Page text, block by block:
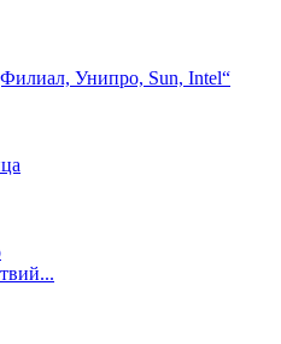
Унипро, Sun, Intel“